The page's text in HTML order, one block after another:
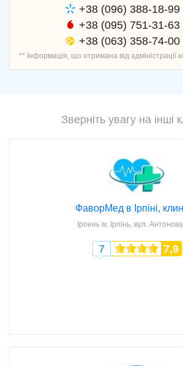
+38 (096) 388-18-99
+38 (095) 751-31-63
+38 (063) 358-74-00
Зверніть увагу на інші
ФаворМед в Ірпіні,
Ірпень м. Ірпінь, вул.
7 7,9